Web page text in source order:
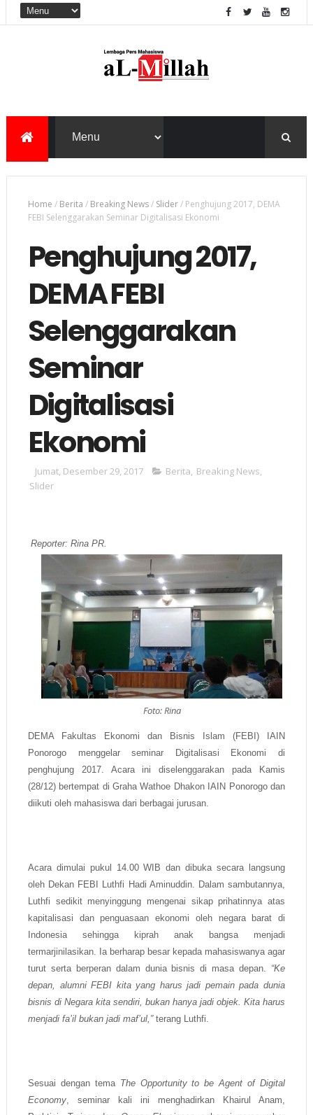
Home / Berita / Breaking News/ Slider/ Penghujung 2017, DEMA
FEBI Selenggarakan Seminar Digitalisasi Ekonomi
Penghujung 2017,
DEMA FEBI
Selenggarakan
Seminar
Digitalisasi
Ekonomi
Jumat, Desember 29, 2017 Berita, Breaking News,
Slider
Reporter: Rina PR.
Foto: Rina
DEMA Fakultas Ekonomi dan Bisnis Islam (FEBI) IAIN
Ponorogo menggelar seminar Digitalisasi Ekonomi di
penghujung 2017. Acara ini diselenggarakan pada Kamis
(28/12) bertempat di Graha Wathoe Dhakon IAIN Ponorogo dan
diikuti oleh mahasiswa dari berbagai jurusan.
Acara dimulai pukul 14.00 WIB dan dibuka secara langsung
oleh Dekan FEBI Luthfi Hadi Aminuddin. Dalam sambutannya,
Luthfi sedikit menyinggung mengenai sikap prihatinnya atas
kapitalisasi dan penguasaan ekonomi oleh negara barat di
Indonesia sehingga kiprah anak bangsa menjadi
termarjinilasikan. Ia berharap besar kepada mahasiswanya agar
turut serta berperan dalam dunia bisnis di masa depan. “Ke
depan, alumni FEBI kita yang harus jadi pemain pada dunia
bisnis di Negara kita sendiri, bukan hanya jadi objek. Kita harus
menjadi fa’il bukan jadi maf’ul,”terang Luthfi.
Sesuai dengan tema The Opportunity to be Agent of Digital
Economy, seminar kali ini menghadirkan Khairul Anam,